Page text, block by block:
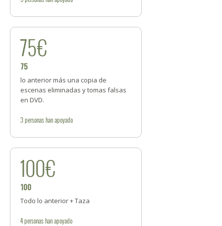
75€
75
lo anterior más una copia de
escenas eliminadas y tomas falsas
en DVD.
3personashan apoyado
100€
100
Todo lo anterior + Taza
4personashan apoyado